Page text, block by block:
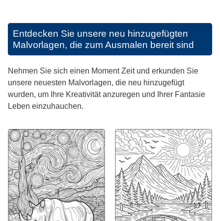
Entdecken Sie unsere neu hinzugefügten
Malvorlagen, die zum Ausmalen bereit sind
Nehmen Sie sich einen Moment Zeit und erkunden Sie
unsere neuesten Malvorlagen, die neu hinzugefügt
wurden, um Ihre Kreativität anzuregen und Ihrer Fantasie
Leben einzuhauchen.